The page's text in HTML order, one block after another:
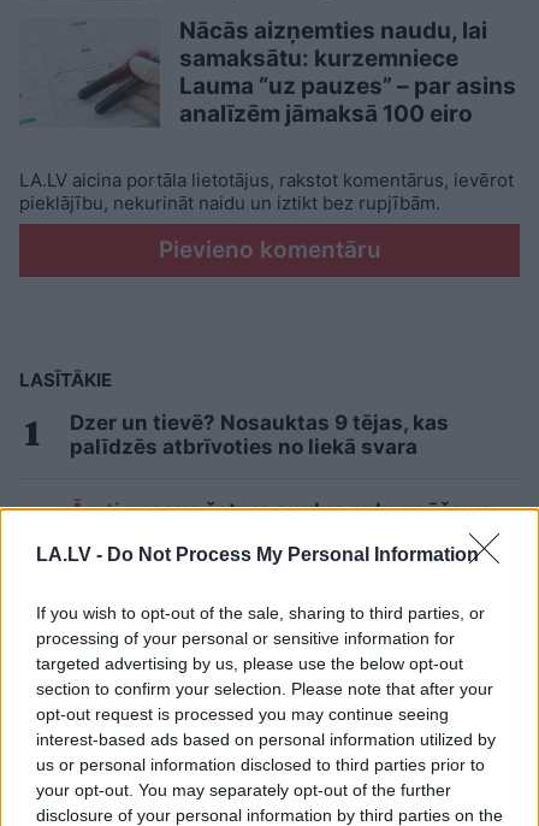
LA.LV - Do Not Process My Personal Information
If you wish to opt-out of the sale, sharing to third parties, or
processing of your personal or sensitive information for
targeted advertising by us, please use the below opt-out
section to confirm your selection. Please note that after your
opt-out request is processed you may continue seeing
interest-based ads based on personal information utilized by
us or personal information disclosed to third parties prior to
your opt-out. You may separately opt-out of the further
disclosure of your personal information by third parties on the
Nācās aizņemties naudu, lai
samaksātu: kurzemniece
Lauma “uz pauzes” – par asins
analīzēm jāmaksā 100 eiro
LA.LV aicina portāla lietotājus, rakstot komentārus, ievērot
pieklājību, nekurināt naidu un iztikt bez rupjībām.
Pievieno komentāru
LASĪTĀKIE
Dzer un tievē? Nosauktas 9 tējas, kas
palīdzēs atbrīvoties no liekā svara
Ārstinosauc četrus augļus ar kuru ēšanu
pēc 45 gadu vecuma nevajadzētu pārlieku
aizrauties
Cilvēkusaizrāvis ātrs IQ tests: tas liks
izkustināt smadzenes, lai pārbaudītu tavu
erudīciju
Lietuviešu uzņēmējs piedāvā vēl
nedzirdētu risinājumu “airBaltic”
glābšanai: “”airBaltic” mums nav vienkārši
uzņēmums”